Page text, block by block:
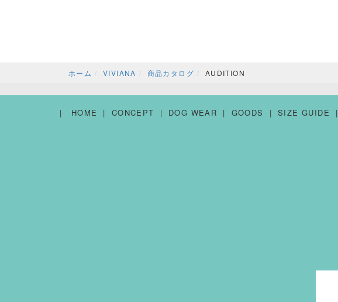
ホーム
VIVIANA 商品カタログ AUDITION
HOME CONCEPT DOG WEAR GOODS SIZE GUIDE